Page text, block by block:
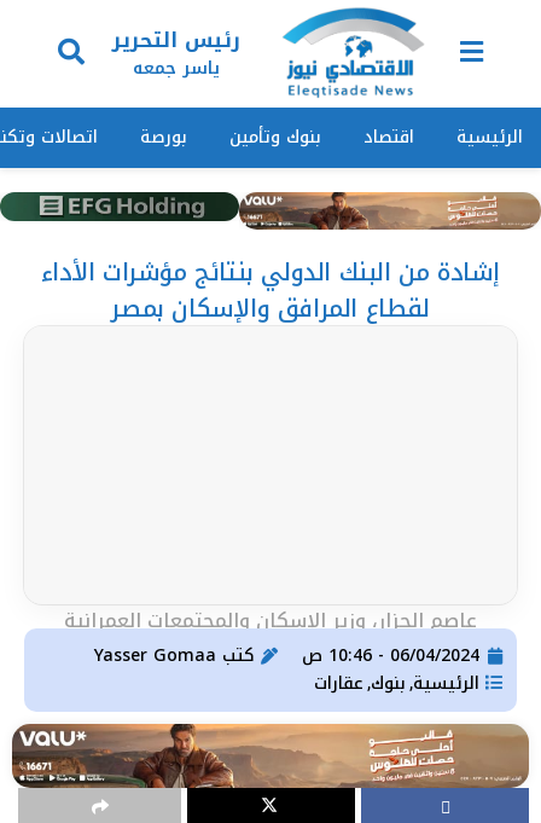
رئيس التحرير
ياسر جمعه
الرئيسية اقتصاد بنوك وتأمين بورصة اتصالات
إشادة من البنك الدولي بنتائج مؤشرات الأداء
لقطاع المرافق والإسكان بمصر
عاصم الجزار، وزير الإسكان والمجتمعات العمرانية
06/04/2024 - 10:46 ص كتب
الرئيسية, بنوك, عقارات